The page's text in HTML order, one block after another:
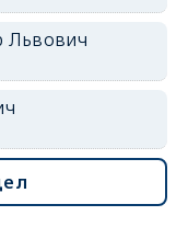
Львович